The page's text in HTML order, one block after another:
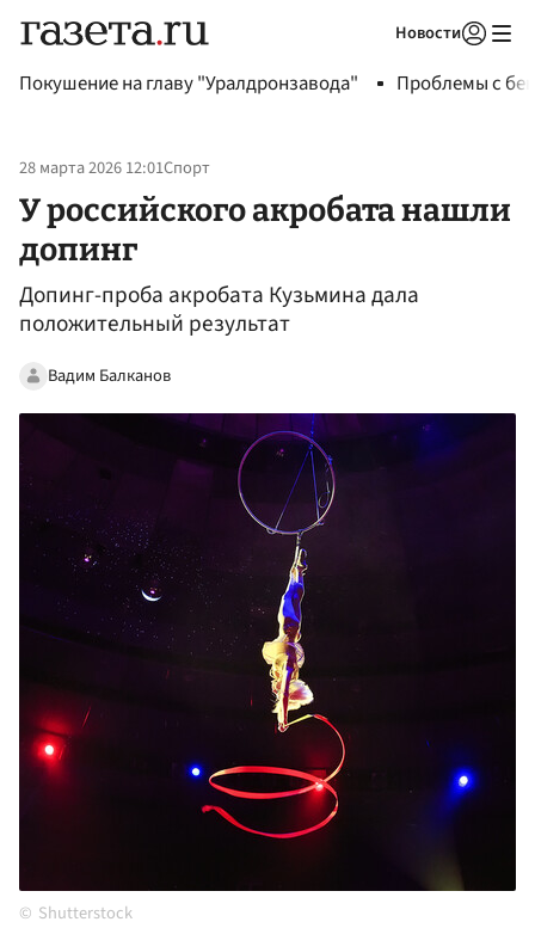
Новости
Покушение на главу "Уралдронзавода" Проблемы с
28 марта 2026 12:01Спорт
У российского акробата нашли
допинг
Допинг-проба акробата Кузьмина дала
положительный результат
Вадим Балканов
Shutterstock